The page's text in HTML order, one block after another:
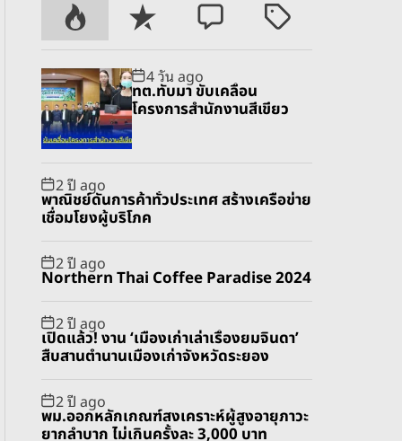
P
o
p
u
l
a
r
R
e
c
e
n
t
C
o
m
m
e
T
g
e
4 วัน ago
ทต.ทับมา ขับเคลื่อน
โครงการสำนักงานสีเขียว
2 ปี ago
พาณิชย์ดันการค้าทั่วประเทศ สร้างเครือข่าย
เชื่อมโยงผู้บริโภค
2 ปี ago
Northern Thai Coffee Paradise 2024
2 ปี ago
เปิดแล้ว! งาน ‘เมืองเก่าเล่าเรื่องยมจินดา’
สืบสานตำนานเมืองเก่าจังหวัดระยอง
2 ปี ago
พม.ออกหลักเกณฑ์สงเคราะห์ผู้สูงอายุภาวะ
ยากลำบาก ไม่เกินครั้งละ 3,000 บาท